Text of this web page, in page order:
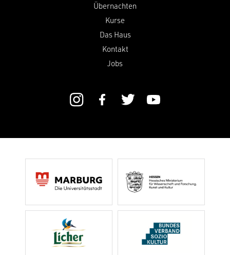
Übernachten
Kurse
Das Haus
Kontakt
Jobs